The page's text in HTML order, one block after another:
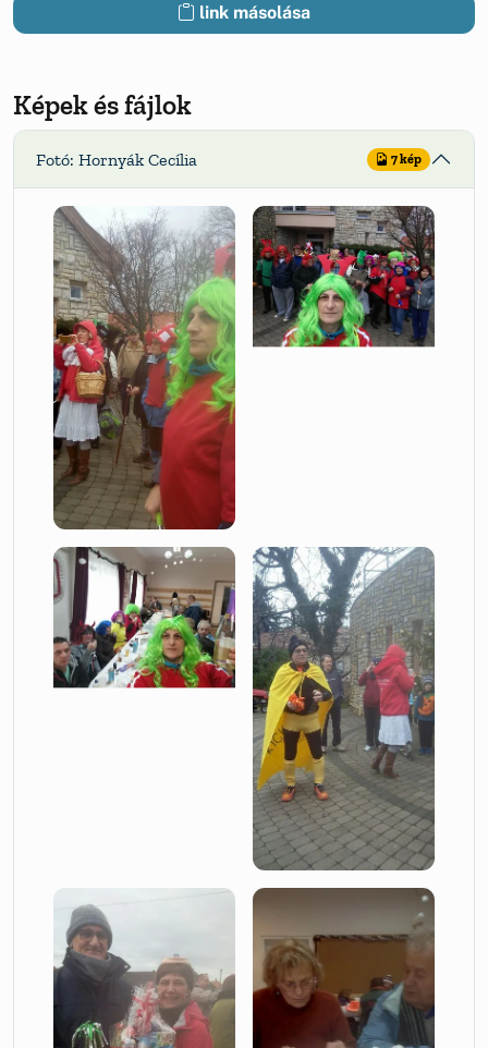
link másolása
Képek és fájlok
Fotó: Hornyák Cecília 7 kép